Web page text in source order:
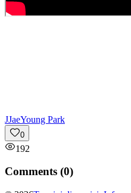
JJaeYoung Park
0
192
Comments (0)